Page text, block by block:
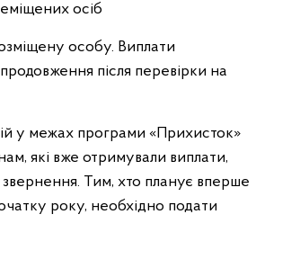
осіб
особу. Виплати
після перевірки на
у межах програми «Прихисток»
які вже отримували виплати,
Тим, хто планує вперше
року, необхідно подати